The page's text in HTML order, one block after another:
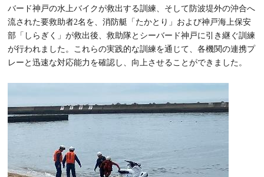
バード神戸の水上バイクが救出する訓練、そして防波堤外の沖合へ
流された要救助者2名を、消防艇「たかとり」および神戸海上保安
部「しらぎく」が救出後、救助隊とシーバード神戸に引き継ぐ訓練
が行われました。これらの実践的な訓練を通じて、各機関の連携プ
レーと迅速な対応能力を確認し、向上させることができました。